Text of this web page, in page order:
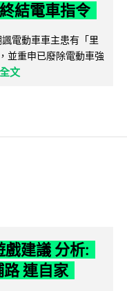
結電車指令
電動車車主患有「里
並重申已廢除電動車強
文
建議 分析:
連自家